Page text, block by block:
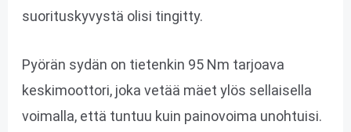
suorituskyvystä olisi tingitty.
Pyörän sydän on tietenkin 95 Nm tarjoava
keskimoottori, joka vetää mäet ylös sellaisella
voimalla, että tuntuu kuin painovoima unohtuisi.